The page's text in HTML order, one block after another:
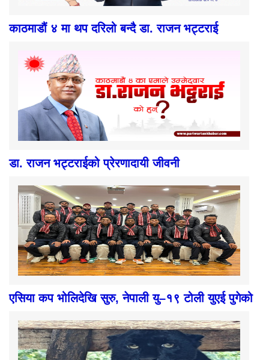
काठमाडौं ४ मा थप दरिलो बन्दै डा. राजन भट्टराई
डा. राजन भट्टराईको प्रेरणादायी जीवनी
एसिया कप भोलिदेखि सुरु, नेपाली यु–१९ टोली युएई पुगेको